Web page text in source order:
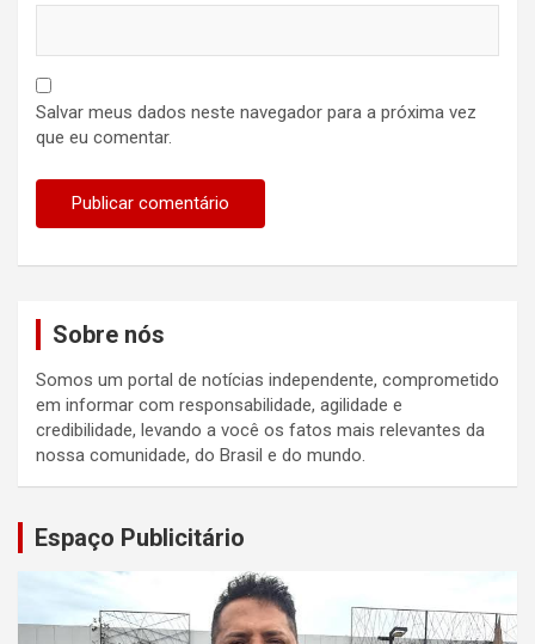
Salvar meus dados neste navegador para a próxima vez
que eu comentar.
Sobre nós
Somos um portal de notícias independente, comprometido
em informar com responsabilidade, agilidade e
credibilidade, levando a você os fatos mais relevantes da
nossa comunidade, do Brasil e do mundo.
Espaço Publicitário